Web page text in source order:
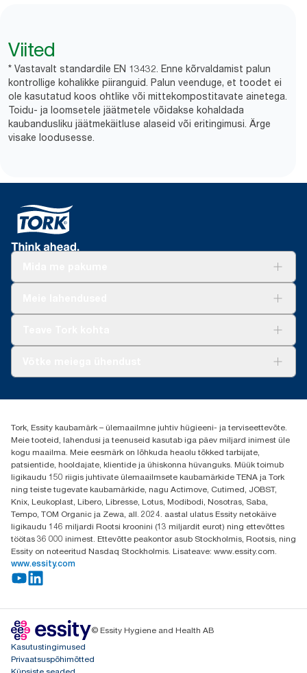
Viited
* Vastavalt standardile EN 13432. Enne kõrvaldamist palun
kontrollige kohalikke piiranguid. Palun veenduge, et toodet ei
ole kasutatud koos ohtlike või mittekompostitavate ainetega.
Toidu- ja loomsetele jäätmetele võidakse kohaldada
kaubandusliku jäätmekäitluse alaseid või eritingimusi. Ärge
visake loodusesse.
+37253322264
Leia Tork maaletooja
Essity Estonia OÜ
Reti Tee 9, Peetri alevik, Rae vald
Harju maakond
75312 Estonia
Tork, Essity kaubamärk – ülemaailmne juhtiv hügieeni- ja terviseettevõte.
Meie tooteid, lahendusi ja teenuseid kasutab iga päev miljard inimest üle
kogu maailma. Meie eesmärk on lõhkuda heaolu tõkked tarbijate,
patsientide, hooldajate, klientide ja ühiskonna hüvanguks. Müük toimub
ligikaudu 150 riigis juhtivate ülemaailmsete kaubamärkide TENA ja Tork
ning teiste tugevate kaubamärkide, nagu Actimove, Cutimed, JOBST,
Knix, Leukoplast, Libero, Libresse, Lotus, Modibodi, Nosotras, Saba,
Tempo, TOM Organic ja Zewa, all. 2024. aastal ulatus Essity netokäive
ligikaudu 146 miljardi Rootsi kroonini (13 miljardit eurot) ning ettevõttes
töötas 36 000 inimest. Ettevõtte peakontor asub Stockholmis, Rootsis, ning
Essity on noteeritud Nasdaq Stockholmis. Lisateave: www.essity.com.
www.essity.com
© Essity Hygiene and Health AB
Kasutustingimused
Privaatsuspõhimõtted